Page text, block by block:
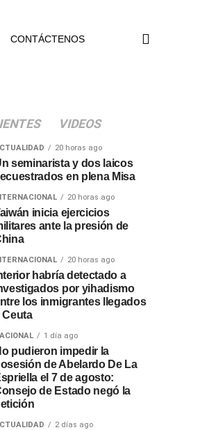
CONTÁCTENOS
VIDEOS
20 horas ago
seminarista y dos laicos
en plena Misa
20 horas ago
inicia ejercicios
ante la presión de
20 horas ago
habría detectado a
por yihadismo
los inmigrantes llegados
Ceuta
1 día ago
pudieron impedir la
de Abelardo De La
el 7 de agosto:
de Estado negó la
2 días ago